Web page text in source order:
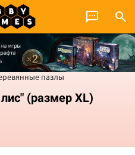
пазлы
(размер XL)